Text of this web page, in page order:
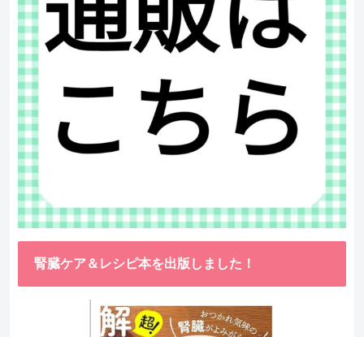
腎臓ケア＆レシピ本を出版しました！